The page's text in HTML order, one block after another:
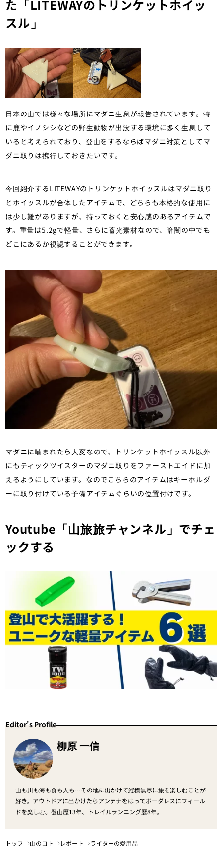
た「LITEWAYのトリンケットホイッ
スル」
日本の山では様々な場所にマダニ生息が報告されています。特
に鹿やイノシシなどの野生動物が出没する環境に多く生息して
いると考えられており、登山をするならばマダニ対策としてマ
ダニ取りは携行しておきたいです。
今回紹介するLITEWAYのトリンケットホイッスルはマダニ取り
とホイッスルが合体したアイテムで、どちらも本格的な使用に
は少し難がありますが、持っておくと安心感のあるアイテムで
す。重量は5.2gで軽量、さらに蓄光素材なので、暗闇の中でも
どこにあるか視認することができます。
マダニに噛まれたら大変なので、トリンケットホイッスル以外
にもティックツイスターのマダニ取りをファーストエイドに加
えるようにしています。なのでこちらのアイテムはキーホルダ
ーに取り付けている予備アイテムぐらいの位置付けです。
Youtube「山旅旅チャンネル」でチェ
ックする
Editor's Profile
柳原 一信
山も川も海も食も人も…その地に出かけて縦横無尽に旅を楽しむことが
好き。アウトドアに出かけたらアンテナをはってボーダレスにフィール
ドを楽しむ。登山歴13年、トレイルランニング歴8年。
トップ 山のコト レポート ライターの愛用品